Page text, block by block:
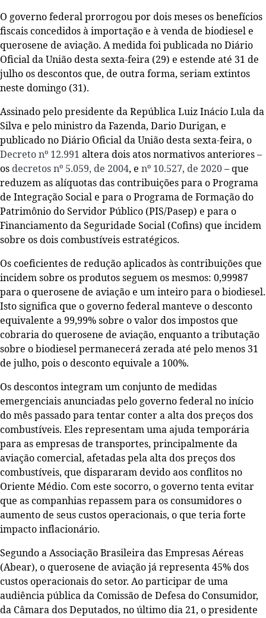
O governo federal prorrogou por dois meses os benefícios
fiscais concedidos à importação e à venda de biodiesel e
querosene de aviação. A medida foi publicada no Diário
Oficial da União desta sexta-feira (29) e estende até 31 de
julho os descontos que, de outra forma, seriam extintos
neste domingo (31).
Assinado pelo presidente da República Luiz Inácio Lula da
Silva e pelo ministro da Fazenda, Dario Durigan, e
publicado no Diário Oficial da União desta sexta-feira, o
Decreto nº 12.991 altera dois atos normativos anteriores –
os decretos nº 5.059, de 2004, e nº 10.527, de 2020– que
reduzem as alíquotas das contribuições para o Programa
de Integração Social e para o Programa de Formação do
Patrimônio do Servidor Público (PIS/Pasep) e para o
Financiamento da Seguridade Social (Cofins) que incidem
sobre os dois combustíveis estratégicos.
Os coeficientes de redução aplicados às contribuições que
incidem sobre os produtos seguem os mesmos: 0,99987
para o querosene de aviação e um inteiro para o biodiesel.
Isto significa que o governo federal manteve o desconto
equivalente a 99,99% sobre o valor dos impostos que
cobraria do querosene de aviação, enquanto a tributação
sobre o biodiesel permanecerá zerada até pelo menos 31
de julho, pois o desconto equivale a 100%.
Os descontos integram um conjunto de medidas
emergenciais anunciadas pelo governo federal no início
do mês passado para tentar conter a alta dos preços dos
combustíveis. Eles representam uma ajuda temporária
para as empresas de transportes, principalmente da
aviação comercial, afetadas pela alta dos preços dos
combustíveis, que dispararam devido aos conflitos no
Oriente Médio. Com este socorro, o governo tenta evitar
que as companhias repassem para os consumidores o
aumento de seus custos operacionais, o que teria forte
impacto inflacionário.
Segundo a Associação Brasileira das Empresas Aéreas
(Abear), o querosene de aviação já representa 45% dos
custos operacionais do setor. Ao participar de uma
audiência pública da Comissão de Defesa do Consumidor,
da Câmara dos Deputados, no último dia 21, o presidente